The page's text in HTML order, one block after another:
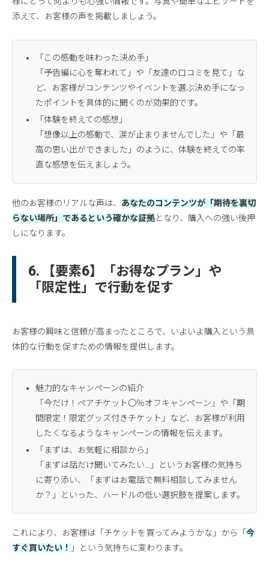
添えて、お客様の声を掲載しましょう。
「この感動を味わった決め手」
「予告編に心を奪われて」や「友達の口コミを見て」な
ど、お客様がコンテンツやイベントを選ぶ決め手になっ
たポイントを具体的に聞くのが効果的です。
「体験を終えての感想」
「想像以上の感動で、涙が止まりませんでした」や「最
高の思い出ができました」のように、体験を終えての率
直な感想を伝えましょう。
他のお客様のリアルな声は、 あなたのコンテンツが「期待を裏切
らない場所」であるという確かな証拠となり、購入への強い後押
しになります。
6. 【要素6】「お得なプラン」や
「限定性」で行動を促す
お客様の興味と信頼が高まったところで、いよいよ購入という具
体的な行動を促すための情報を提供します。
魅力的なキャンペーンの紹介
「今だけ！ペアチケット〇％オフキャンペーン」や「期
間限定！限定グッズ付きチケット」など、お客様が利用
したくなるようなキャンペーンの情報を伝えます。
「まずは、お気軽に相談から」
「まずは話だけ聞いてみたい…」というお客様の気持ち
に寄り添い、「まずはお電話で無料相談してみません
か？」といった、ハードルの低い選択肢を提案します。
これにより、お客様は「チケットを買ってみようかな」から「 今
すぐ買いたい！ 」という気持ちに変わります。